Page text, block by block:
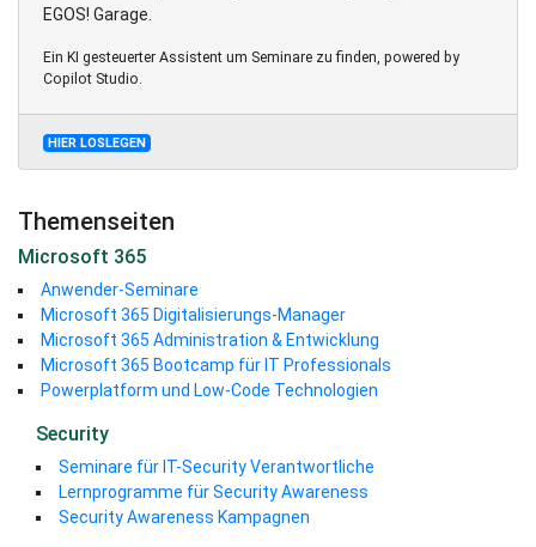
EGOS! Garage.
Ein KI gesteuerter Assistent um Seminare zu finden, powered by
Copilot Studio.
HIER LOSLEGEN
Themenseiten
Microsoft 365
Anwender-Seminare
Microsoft 365 Digitalisierungs-Manager
Microsoft 365 Administration & Entwicklung
Microsoft 365 Bootcamp für IT Professionals
Powerplatform und Low-Code Technologien
Security
Seminare für IT-Security Verantwortliche
Lernprogramme für Security Awareness
Security Awareness Kampagnen